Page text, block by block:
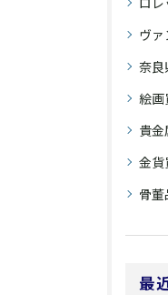
ヴ
奈良
絵画
貴金
金貨
骨
最